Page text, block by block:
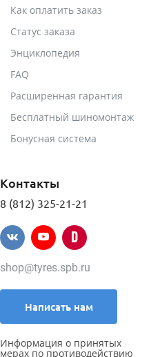
Как оплатить заказ
Статус заказа
Энциклопедия
FAQ
Расширенная гарантия
Бесплатный шиномонтаж
Бонусная система
Контакты
8 (812) 325-21-21
shop@tyres.spb.ru
Написать нам
Информация о принятых
мерах по противодействию